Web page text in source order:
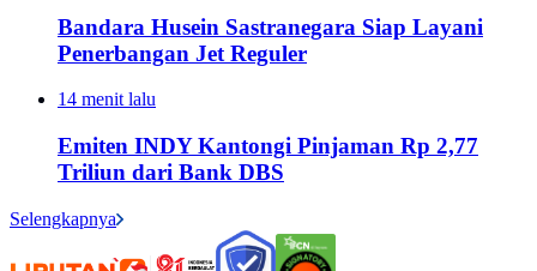
Bandara Husein Sastranegara Siap Layani
Penerbangan Jet Reguler
14 menit lalu
Emiten INDY Kantongi Pinjaman Rp 2,77
Triliun dari Bank DBS
Selengkapnya